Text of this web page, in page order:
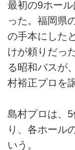
最初の9ホー
った。福岡県
の手本にした
けが頼りだっ
る昭和バスが
村裕正プロを
島村プロは、
り、各ホール
いう。